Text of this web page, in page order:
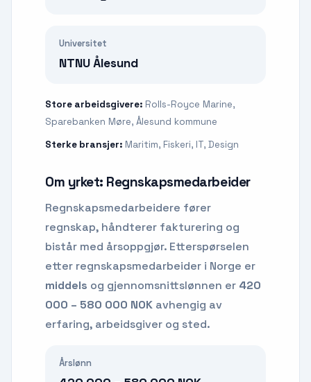
Universitet
NTNU Ålesund
Store arbeidsgivere: Rolls-Royce Marine,
Sparebanken Møre, Ålesund kommune
Sterke bransjer: Maritim, Fiskeri, IT, Design
Om yrket: Regnskapsmedarbeider
Regnskapsmedarbeidere fører
regnskap, håndterer fakturering og
bistår med årsoppgjør. Etterspørselen
etter regnskapsmedarbeider i Norge er
middels og gjennomsnittslønnen er 420
000 – 580 000 NOK avhengig av
erfaring, arbeidsgiver og sted.
Årslønn